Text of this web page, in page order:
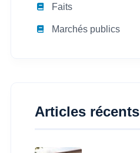
Faits
Marchés publics
Articles récents